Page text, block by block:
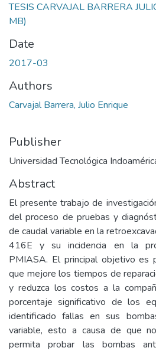
TESIS CARVAJAL BARRERA
MB)
Date
2017-03
Authors
Carvajal Barrera, Julio Enrique
Publisher
Universidad Tecnológica
Abstract
El presente trabajo de
del proceso de pruebas y
de caudal variable en la
416E y su incidencia en la
PMIASA. El principal objetivo es
que mejore los tiempos de
y reduzca los costos a la
porcentaje significativo de los
identificado fallas en sus
variable, esto a causa de que
permita probar las bombas